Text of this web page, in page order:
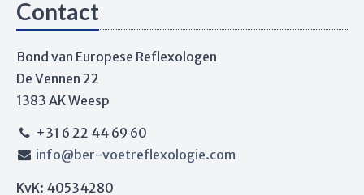
Contact
Bond van Europese Reflexologen
De Vennen 22
1383 AK Weesp
+31 6 22 44 69 60
info@ber-voetreflexologie.com
KvK: 40534280